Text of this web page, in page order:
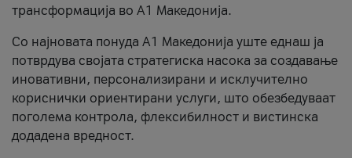
трансформација во А1 Македонија.
Со најновата понуда А1 Македонија уште еднаш ја
потврдува својата стратегиска насока за создавање
иновативни, персонализирани и исклучително
кориснички ориентирани услуги, што обезбедуваат
поголема контрола, флексибилност и вистинска
додадена вредност.